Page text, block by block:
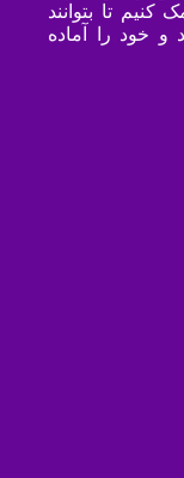
کنیم تا بتوانند
و خود را آماده